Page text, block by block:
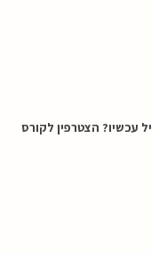
עכשיו? הצטרפין לקורס